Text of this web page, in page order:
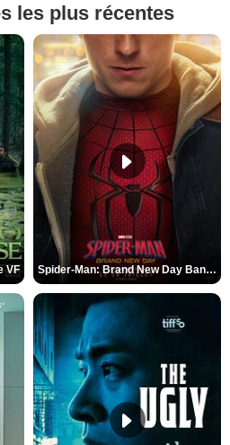
les plus récentes
VF Spider-Man: Brand New Day Bande-annonce (3) VO STFR